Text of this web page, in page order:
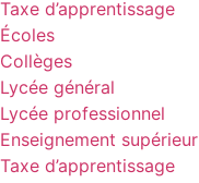
Taxe d’apprentissage
Écoles
Collèges
Lycée général
Lycée professionnel
Enseignement supérieur
Taxe d’apprentissage